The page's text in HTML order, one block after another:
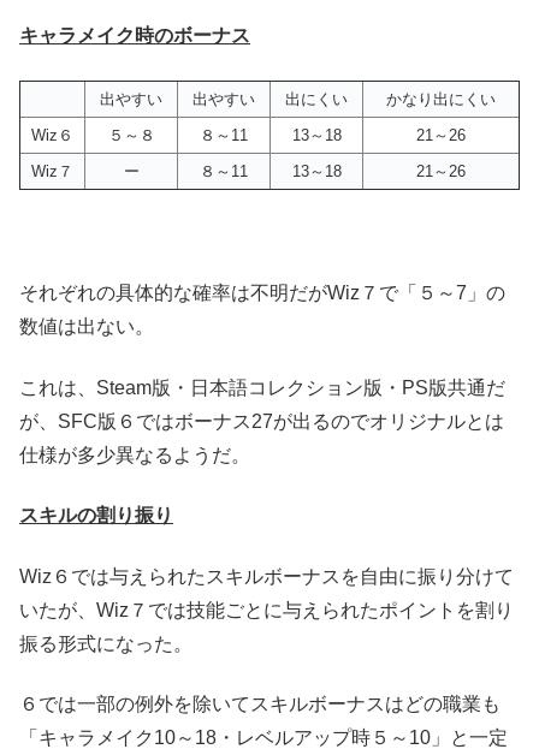
キャラメイク時のボーナス
出やすい 出やすい 出にくい
かなり出にくい
Wiz６
５～８ ８～11 13～18
21～26
Wiz７
ー ８～11 13～18 21～26
それぞれの具体的な確率は不明だがWiz７で「５～7」の
数値は出ない。
これは、Steam版・日本語コレクション版・PS版共通だ
が、SFC版６ではボーナス27が出るのでオリジナルとは
仕様が多少異なるようだ。
スキルの割り振り
Wiz６では与えられたスキルボーナスを自由に振り分けて
いたが、Wiz７では技能ごとに与えられたポイントを割り
振る形式になった。
６では一部の例外を除いてスキルボーナスはどの職業も
「キャラメイク10～18・レベルアップ時５～10」と一定